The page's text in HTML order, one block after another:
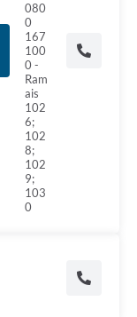
080
0
167
100
0 -
Ram
ais
102
6;
102
8;
102
9;
103
0